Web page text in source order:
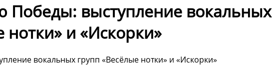
Победы: выступление вокальных
нотки» и «Искорки»
вокальных групп «Весёлые нотки» и «Искорки»